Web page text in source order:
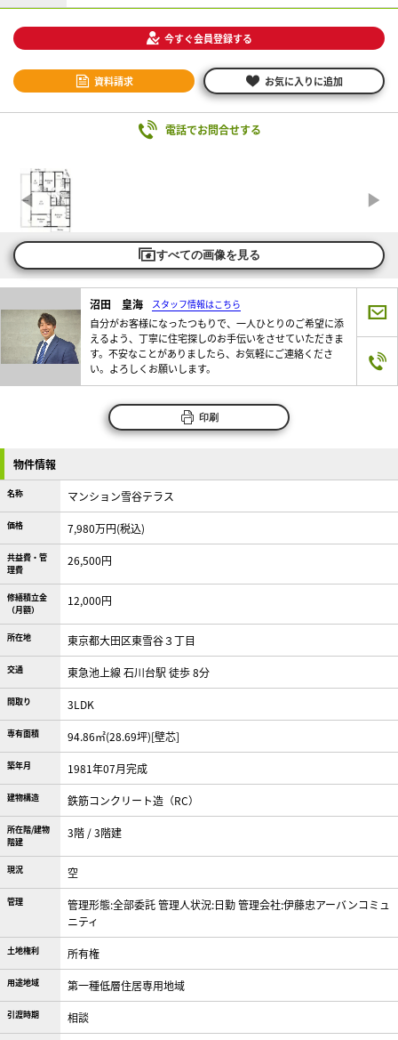
今すぐ会員登録する
資料請求 お気に入りに追加
電話でお問合せする
すべての画像を見る
沼田 皇海 スタッフ情報はこちら
自分がお客様になったつもりで、一人ひとりのご希望に添
えるよう、丁寧に住宅探しのお手伝いをさせていただきま
す。不安なことがありましたら、お気軽にご連絡くださ
い。よろしくお願いします。
印刷
物件情報
名称 マンション雪谷テラス
価格 7,980万円(税込)
共益費・管
理費
26,500円
修繕積立金
（月額）
12,000円
所在地 東京都大田区東雪谷３丁目
交通 東急池上線 石川台駅 徒歩 8分
間取り 3LDK
専有面積 94.86㎡(28.69坪)[壁芯]
築年月 1981年07月完成
建物構造 鉄筋コンクリート造（RC）
所在階/建物
階建
3階 / 3階建
現況 空
管理
管理形態:全部委託 管理人状況:日勤 管理会社:伊藤忠アーバンコミュ
ニティ
土地権利 所有権
用途地域 第一種低層住居専用地域
引渡時期 相談